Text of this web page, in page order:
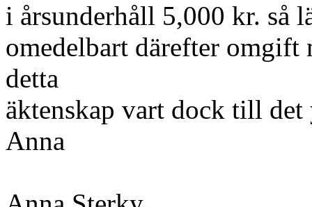
i årsunderhåll 5,000 kr. så
omedelbart därefter
detta
äktenskap vart dock till
Anna